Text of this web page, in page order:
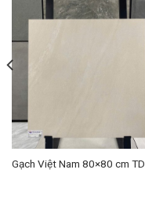
Gạch Việt Nam 80×80 cm